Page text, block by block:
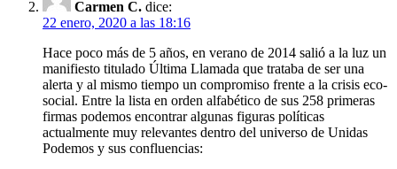
Carmen C. dice:
22 enero, 2020 a las 18:16
Hace poco más de 5 años, en verano de 2014 salió a la luz un
manifiesto titulado Última Llamada que trataba de ser una
alerta y al mismo tiempo un compromiso frente a la crisis eco-
social. Entre la lista en orden alfabético de sus 258 primeras
firmas podemos encontrar algunas figuras políticas
actualmente muy relevantes dentro del universo de Unidas
Podemos y sus confluencias: